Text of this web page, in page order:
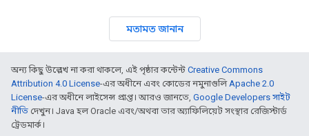
মতামত জানান
অন্য কিছু উল্লেখ না করা থাকলে, এই পৃষ্ঠার কন্টেন্ট Creative Commons
Attribution 4.0 License-এর অধীনে এবং কোডের নমুনাগুলিApache 2.0
License-এর অধীনে লাইসেন্স প্রাপ্ত। আরও জানতে, Google Developers সাইট
নীতি দেখুন। Java হল Oracle এবং/অথবা তার অ্যাফিলিয়েট সংস্থার রেজিস্টার্ড
ট্রেডমার্ক।